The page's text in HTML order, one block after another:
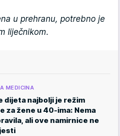
u prehranu, potrebno je
liječnikom.
MEDICINA
dijeta najbolji je režim
za žene u 40-ima: Nema
ali ove namirnice ne